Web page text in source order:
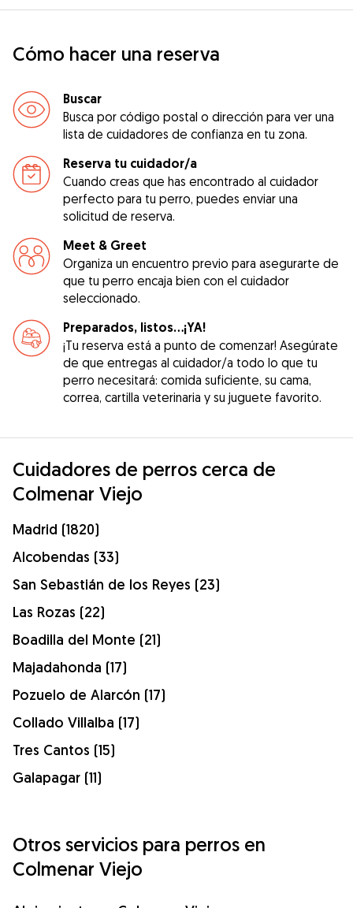
Cómo hacer una reserva
Buscar
Busca por código postal o dirección para ver una
lista de cuidadores de confianza en tu zona.
Reserva tu cuidador/a
Cuando creas que has encontrado al cuidador
perfecto para tu perro, puedes enviar una
solicitud de reserva.
Meet & Greet
Organiza un encuentro previo para asegurarte de
que tu perro encaja bien con el cuidador
seleccionado.
Preparados, listos...¡YA!
¡Tu reserva está a punto de comenzar! Asegúrate
de que entregas al cuidador/a todo lo que tu
perro necesitará: comida suficiente, su cama,
correa, cartilla veterinaria y su juguete favorito.
Cuidadores de perros cerca de
Colmenar Viejo
Madrid (1820)
Alcobendas (33)
San Sebastián de los Reyes (23)
Las Rozas (22)
Boadilla del Monte (21)
Majadahonda (17)
Pozuelo de Alarcón (17)
Collado Villalba (17)
Tres Cantos (15)
Galapagar (11)
Otros servicios para perros en
Colmenar Viejo